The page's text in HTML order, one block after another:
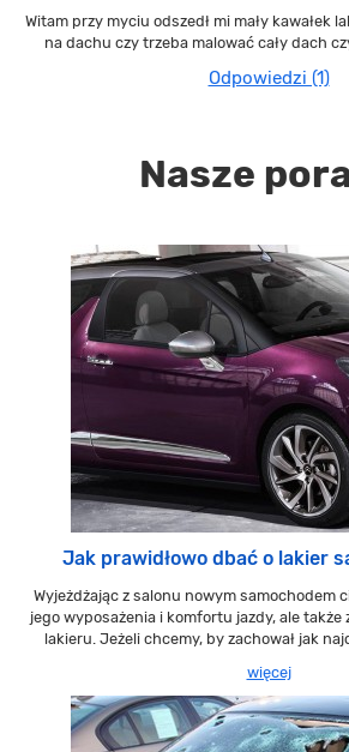
Witam przy myciu odszedł mi mały kawałek
na dachu czy trzeba malować cały dach
Odpowiedzi (1)
Nasze
Jak prawidłowo dbać o lakier
Wyjeżdżając z salonu nowym samochodem
jego wyposażenia i komfortu jazdy, ale także
lakieru. Jeżeli chcemy, by zachował jak
więcej